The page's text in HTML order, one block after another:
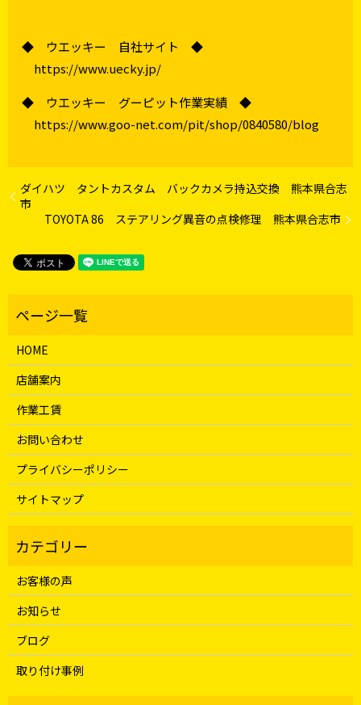
◆ ウエッキー 自社サイト ◆
https://www.uecky.jp/
◆ ウエッキー グーピット作業実績 ◆
https://www.goo-net.com/pit/shop/0840580/blog
ダイハツ タントカスタム バックカメラ持込交換 熊本県合志
市
TOYOTA 86 ステアリング異音の点検修理 熊本県合志市
HOME
店舗案内
作業工賃
お問い合わせ
プライバシーポリシー
サイトマップ
お客様の声
お知らせ
ブログ
取り付け事例